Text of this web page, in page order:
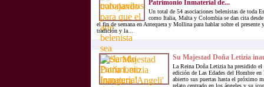
Patrimonio Inmaterial de...
Un total de 54 asociaciones belenistas de toda
como Italia, Malta y Colombia se dan cita
el fin de semana en Antequera y Mollina para hablar sobre el presente
tradición y la...
Su Majestad Doña Letizia
La Reina Doña Letizia ha presidido
edición de Las Edades del Hombre en
abierto sus puertas hasta el próximo
relato centrado en los ángeles y su